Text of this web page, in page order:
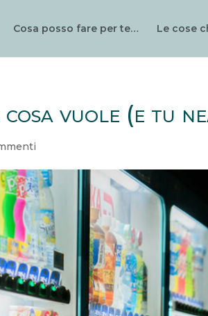
Cosa posso fare per te… Le cose
vuole (e tu